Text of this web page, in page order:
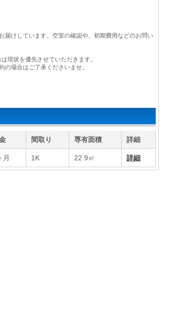
届けしています。空室の確認や、初期費用などのお問い
現状を優先させていただきます。
場合はご了承くださいませ。
間取り 専有面積 詳細
月 1K 22.9㎡ 詳細